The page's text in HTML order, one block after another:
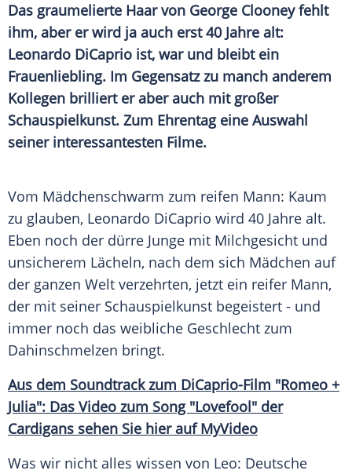
Das graumelierte Haar von George Clooney fehlt
ihm, aber er wird ja auch erst 40 Jahre alt:
Leonardo DiCaprio ist, war und bleibt ein
Frauenliebling. Im Gegensatz zu manch anderem
Kollegen brilliert er aber auch mit großer
Schauspielkunst. Zum Ehrentag eine Auswahl
seiner interessantesten Filme.
Vom Mädchenschwarm zum reifen Mann: Kaum
zu glauben, Leonardo DiCaprio wird 40 Jahre alt.
Eben noch der dürre Junge mit Milchgesicht und
unsicherem Lächeln, nach dem sich Mädchen auf
der ganzen Welt verzehrten, jetzt ein reifer Mann,
der mit seiner Schauspielkunst begeistert - und
immer noch das weibliche Geschlecht zum
Dahinschmelzen bringt.
Aus dem Soundtrack zum DiCaprio-Film "Romeo +
Julia": Das Video zum Song "Lovefool" der
Cardigans sehen Sie hier auf MyVideo
Was wir nicht alles wissen von Leo: Deutsche